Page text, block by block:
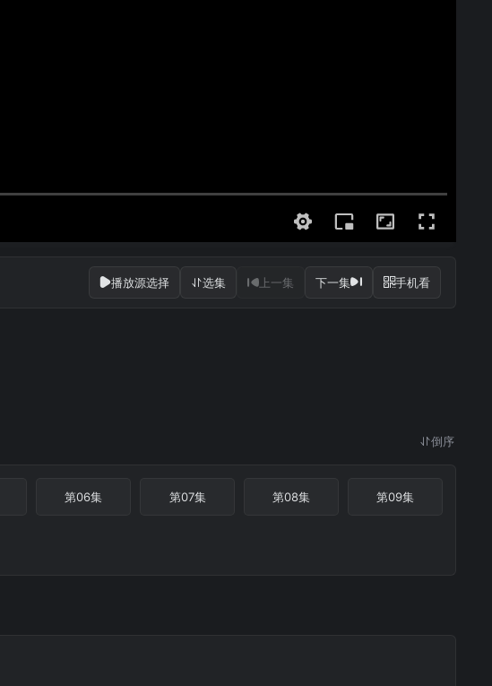
播放源选择 选集 上一集 下一集 手机看
倒序
第06集 第07集 第08集 第09集